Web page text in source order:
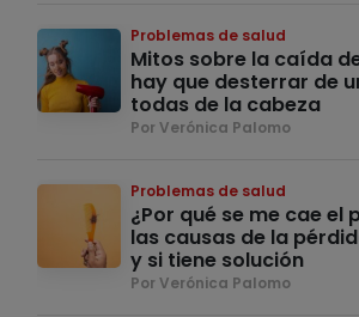
Problemas de salud
Mitos sobre la caída
hay que desterrar de
todas de la cabeza
Por Verónica Palomo
Problemas de salud
¿Por qué se me cae el
las causas de la
y si tiene solución
Por Verónica Palomo